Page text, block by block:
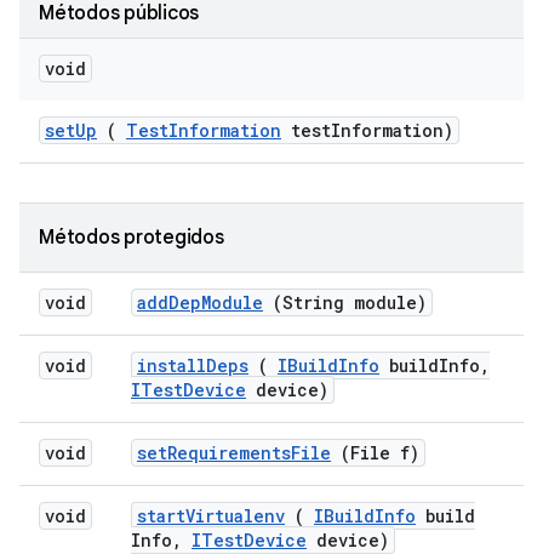
Métodos públicos
void
setUp ( TestInformation testInformation)
Métodos protegidos
void addDepModule (String module)
void installDeps ( IBuildInfo buildInfo ,
ITestDevice device)
void setRequirementsFile (File f)
void startVirtualenv ( IBuildInfo build
Info , ITestDevice device)